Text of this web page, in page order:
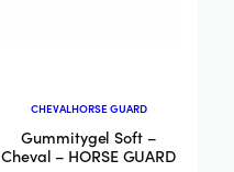
CHEVALHORSE GUARD
Gummitygel Soft –
Cheval – HORSE GUARD